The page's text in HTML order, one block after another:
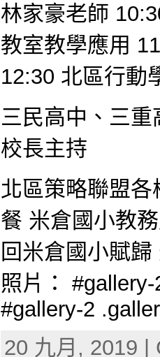
林家豪老師
教室教學應用
12:30 北區行動
三民高中、三
校長主持
北區策略聯盟
餐 米倉國小教
回米倉國小賦
照片：
#gallery-2
20 九月, 2019